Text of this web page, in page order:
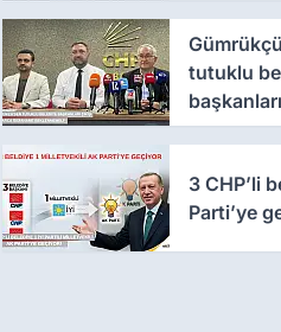
tutuklu
başkanları
'Yıllarca
3 CHP’li
Parti’ye